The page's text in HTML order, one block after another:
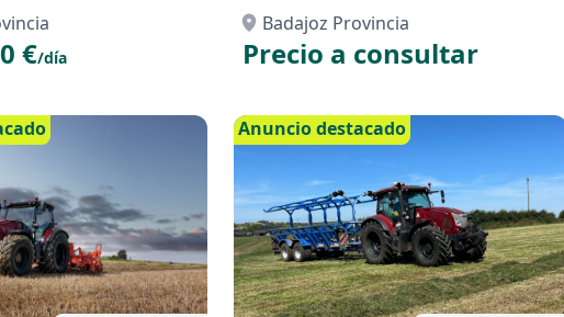
€/día
Badajoz Provincia
Precio a consultar
Anuncio destacado